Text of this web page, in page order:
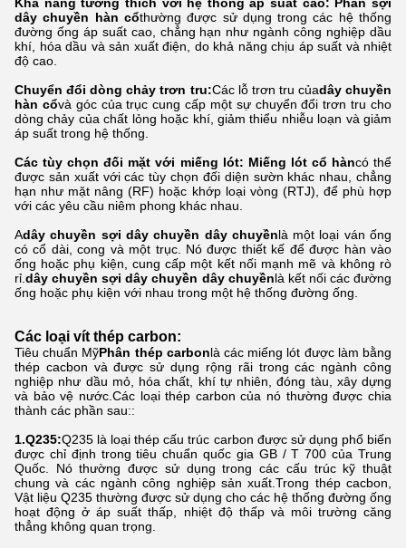
Khả năng tương thích với hệ thống áp suất cao: Phân sợi
dây chuyền hàn cổthường được sử dụng trong các hệ thống
đường ống áp suất cao, chẳng hạn như ngành công nghiệp dầu
khí, hóa dầu và sản xuất điện, do khả năng chịu áp suất và nhiệt
độ cao.
Chuyển đổi dòng chảy trơn tru:Các lỗ trơn tru củadây chuyền
hàn cổvà góc của trục cung cấp một sự chuyển đổi trơn tru cho
dòng chảy của chất lỏng hoặc khí, giảm thiểu nhiễu loạn và giảm
áp suất trong hệ thống.
Các tùy chọn đối mặt với miếng lót: Miếng lót cổ hàncó thể
được sản xuất với các tùy chọn đối diện sườn khác nhau, chẳng
hạn như mặt nâng (RF) hoặc khớp loại vòng (RTJ), để phù hợp
với các yêu cầu niêm phong khác nhau.
Adây chuyền sợi dây chuyền dây chuyềnlà một loại ván ống
có cổ dài, cong và một trục. Nó được thiết kế để được hàn vào
ống hoặc phụ kiện, cung cấp một kết nối mạnh mẽ và không rò
rỉ.dây chuyền sợi dây chuyền dây chuyềnlà kết nối các đường
ống hoặc phụ kiện với nhau trong một hệ thống đường ống.
Các loại vít thép carbon:
Tiêu chuẩn MỹPhân thép carbonlà các miếng lót được làm bằng
thép cacbon và được sử dụng rộng rãi trong các ngành công
nghiệp như dầu mỏ, hóa chất, khí tự nhiên, đóng tàu, xây dựng
và bảo vệ nước.Các loại thép carbon của nó thường được chia
thành các phần sau::
1.Q235:Q235 là loại thép cấu trúc carbon được sử dụng phổ biến
được chỉ định trong tiêu chuẩn quốc gia GB / T 700 của Trung
Quốc. Nó thường được sử dụng trong các cấu trúc kỹ thuật
chung và các ngành công nghiệp sản xuất.Trong thép cacbon,
Vật liệu Q235 thường được sử dụng cho các hệ thống đường ống
hoạt động ở áp suất thấp, nhiệt độ thấp và môi trường căng
thẳng không quan trọng.